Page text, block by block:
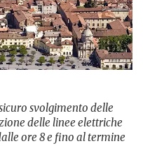
svolgimento delle
delle linee elettriche
ore 8 e fino al termine